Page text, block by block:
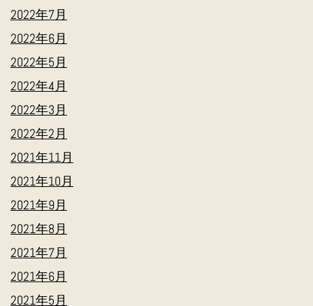
2022年7月
2022年6月
2022年5月
2022年4月
2022年3月
2022年2月
2021年11月
2021年10月
2021年9月
2021年8月
2021年7月
2021年6月
2021年5月